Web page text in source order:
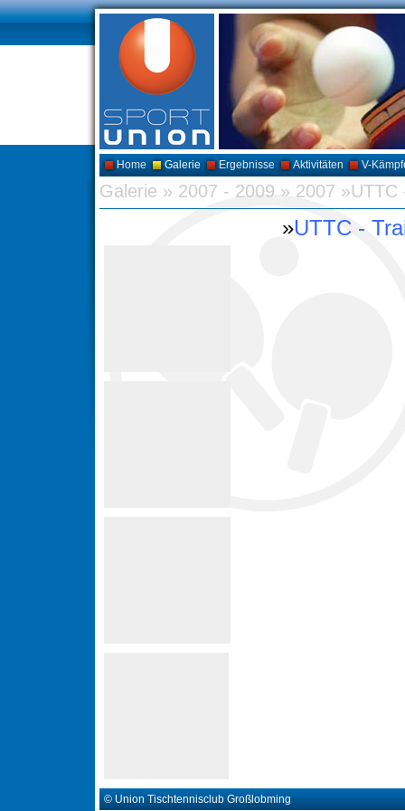
Home Galerie Ergebnisse Aktivitäten V-
Galerie » 2007 - 2009 » 2007 »UTTC
»UTTC -
© Union Tischtennisclub Großlobming